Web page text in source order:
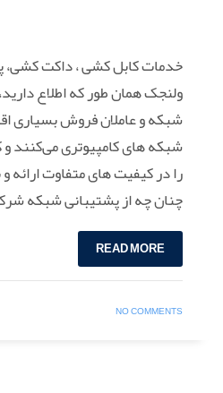
خدمات کابل کشی ، داکت کشی،
ولنجک همان طور که اطلاع
شبکه و عاملان فروش بسیاری
شبکه های کامپیوتری می‌کنند و
چنان چه از پشتیبانی شبکه
READ MORE
NO COMMENTS